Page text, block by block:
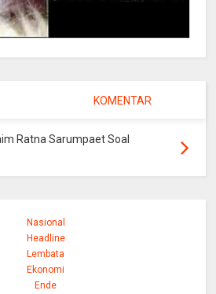
KOMENTAR
Ratna Sarumpaet Soal
Nasional
Headline
Lembata
Ekonomi
Ende